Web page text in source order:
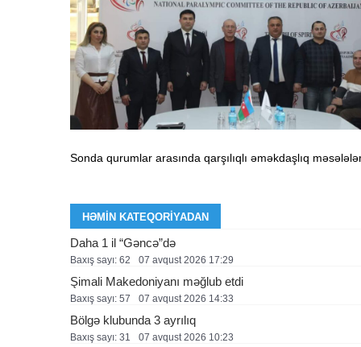
Sonda qurumlar arasında qarşılıqlı əməkdaşlıq
HƏMIN KATEQORIYADAN
Daha 1 il “Gəncə”də
Baxış sayı: 62 07 avqust 2026 17:29
Şimali Makedoniyanı məğlub etdi
Baxış sayı: 57 07 avqust 2026 14:33
Bölgə klubunda 3 ayrılıq
Baxış sayı: 31 07 avqust 2026 10:23